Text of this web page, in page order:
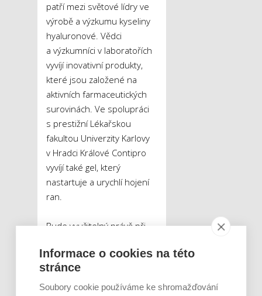
patří mezi světové lídry ve
výrobě a výzkumu kyseliny
hyaluronové. Vědci
a výzkumníci v laboratořích
vyvíjí inovativní produkty,
které jsou založené na
aktivních farmaceutických
surovinách. Ve spolupráci
s prestižní Lékařskou
fakultou Univerzity Karlovy
v Hradci Králové Contipro
vyvíjí také gel, který
nastartuje a urychlí hojení
ran.
Bude využitelný právě při
a bude se aplikovat přímo
na místo sešití.
použije při operaci jako
Informace o cookies na této
stránce
Soubory cookie používáme ke shromažďování